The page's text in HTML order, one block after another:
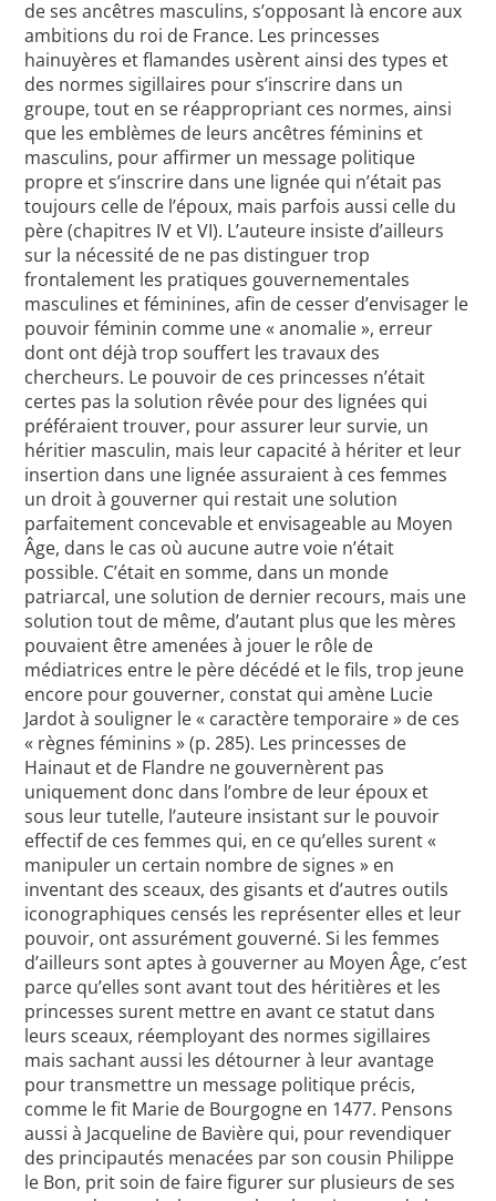
de ses ancêtres masculins, s’opposant là encore aux
ambitions du roi de France. Les princesses
hainuyères et flamandes usèrent ainsi des types et
des normes sigillaires pour s’inscrire dans un
groupe, tout en se réappropriant ces normes, ainsi
que les emblèmes de leurs ancêtres féminins et
masculins, pour affirmer un message politique
propre et s’inscrire dans une lignée qui n’était pas
toujours celle de l’époux, mais parfois aussi celle du
père (chapitres IV et VI). L’auteure insiste d’ailleurs
sur la nécessité de ne pas distinguer trop
frontalement les pratiques gouvernementales
masculines et féminines, afin de cesser d’envisager le
pouvoir féminin comme une « anomalie », erreur
dont ont déjà trop souffert les travaux des
chercheurs. Le pouvoir de ces princesses n’était
certes pas la solution rêvée pour des lignées qui
préféraient trouver, pour assurer leur survie, un
héritier masculin, mais leur capacité à hériter et leur
insertion dans une lignée assuraient à ces femmes
un droit à gouverner qui restait une solution
parfaitement concevable et envisageable au Moyen
Âge, dans le cas où aucune autre voie n’était
possible. C’était en somme, dans un monde
patriarcal, une solution de dernier recours, mais une
solution tout de même, d’autant plus que les mères
pouvaient être amenées à jouer le rôle de
médiatrices entre le père décédé et le fils, trop jeune
encore pour gouverner, constat qui amène Lucie
Jardot à souligner le « caractère temporaire » de ces
« règnes féminins » (p. 285). Les princesses de
Hainaut et de Flandre ne gouvernèrent pas
uniquement donc dans l’ombre de leur époux et
sous leur tutelle, l’auteure insistant sur le pouvoir
effectif de ces femmes qui, en ce qu’elles surent «
manipuler un certain nombre de signes » en
inventant des sceaux, des gisants et d’autres outils
iconographiques censés les représenter elles et leur
pouvoir, ont assurément gouverné. Si les femmes
d’ailleurs sont aptes à gouverner au Moyen Âge, c’est
parce qu’elles sont avant tout des héritières et les
princesses surent mettre en avant ce statut dans
leurs sceaux, réemployant des normes sigillaires
mais sachant aussi les détourner à leur avantage
pour transmettre un message politique précis,
comme le fit Marie de Bourgogne en 1477. Pensons
aussi à Jacqueline de Bavière qui, pour revendiquer
des principautés menacées par son cousin Philippe
le Bon, prit soin de faire figurer sur plusieurs de ses